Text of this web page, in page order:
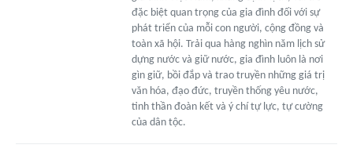
đặc biệt quan trọng của gia đình đối với sự
phát triển của mỗi con người, cộng đồng và
toàn xã hội. Trải qua hàng nghìn năm lịch sử
dựng nước và giữ nước, gia đình luôn là nơi
gìn giữ, bồi đắp và trao truyền những giá trị
văn hóa, đạo đức, truyền thống yêu nước,
tinh thần đoàn kết và ý chí tự lực, tự cường
của dân tộc.